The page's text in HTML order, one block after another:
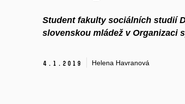
Student fakulty sociálních studií
slovenskou mládež v Organizaci
4. 1. 2019
Helena Havranová